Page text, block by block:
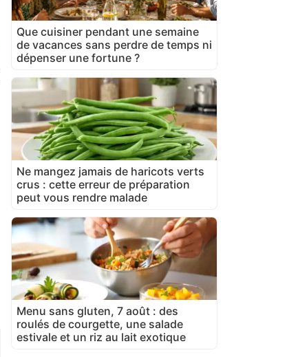
Que cuisiner pendant une semaine
de vacances sans perdre de temps ni
dépenser une fortune ?
Ne mangez jamais de haricots verts
crus : cette erreur de préparation
peut vous rendre malade
Menu sans gluten, 7 août : des
roulés de courgette, une salade
estivale et un riz au lait exotique